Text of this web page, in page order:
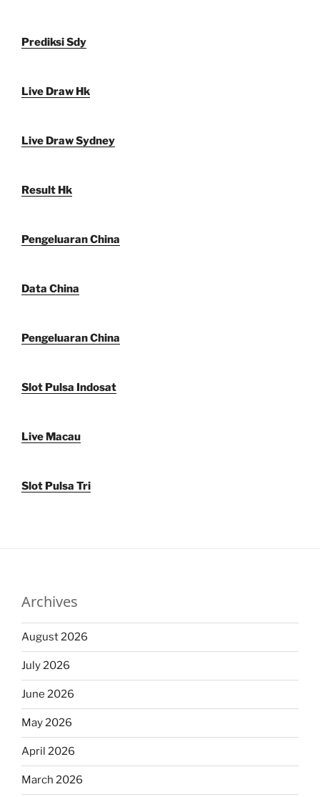
Prediksi Sdy
Live Draw Hk
Live Draw Sydney
Result Hk
Pengeluaran China
Data China
Pengeluaran China
Slot Pulsa Indosat
Live Macau
Slot Pulsa Tri
Archives
August 2026
July 2026
June 2026
May 2026
April 2026
March 2026